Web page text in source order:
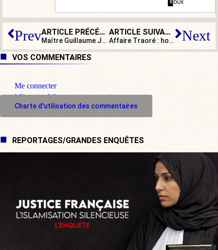
Prev ARTICLE PRÉCÉDENT
Maître Guillaume Jeanson : « Nous assistons à la poursuite inexorable d’un affaissement drastique de l’autorité de l’État ! »
ARTICLE SUIVANT
Affaire Traoré : honte, scandale et humiliation… Next
VOS COMMENTAIRES
Me connecter
M'inscrire à l'espace commentaire
Charte d'utilisation des commentaires
REPORTAGES/GRANDES ENQUÊTES